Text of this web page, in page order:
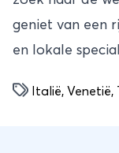
geniet van een
en lokale
Italië, Venetië,